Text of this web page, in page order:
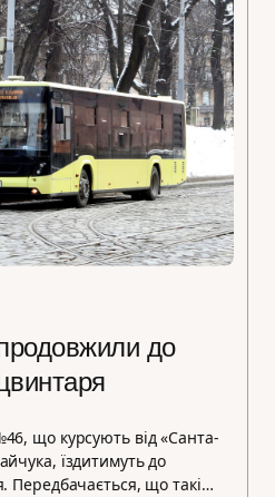
до
що курсують від «Санта-
їздитимуть до
Передбачається, що такі…